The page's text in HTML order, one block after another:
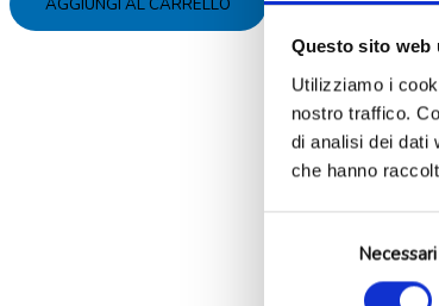
Questo sito web
Utilizziamo i
nostro traffico.
di analisi dei dati
che hanno
Necessari
scintilleAGGIUNGI AL CARRELLO